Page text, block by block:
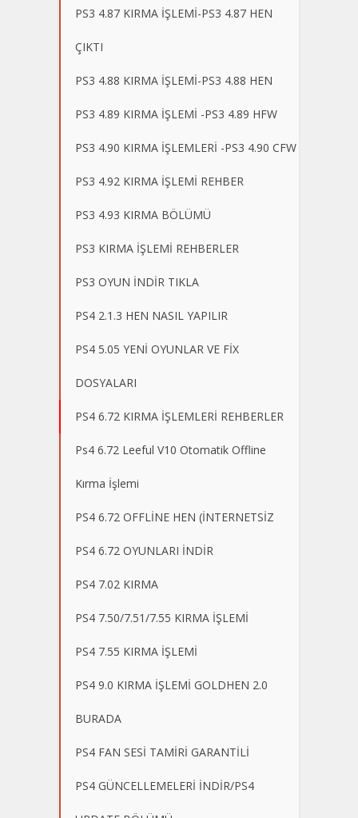
PS3 4.87 KIRMA İŞLEMİ-PS3 4.87 HEN
ÇIKTI
PS3 4.88 KIRMA İŞLEMİ-PS3 4.88 HEN
PS3 4.89 KIRMA İŞLEMİ -PS3 4.89 HFW
PS3 4.90 KIRMA İŞLEMLERİ -PS3 4.90 CFW
PS3 4.92 KIRMA İŞLEMİ REHBER
PS3 4.93 KIRMA BÖLÜMÜ
PS3 KIRMA İŞLEMİ REHBERLER
PS3 OYUN İNDİR TIKLA
PS4 2.1.3 HEN NASIL YAPILIR
PS4 5.05 YENİ OYUNLAR VE FİX
DOSYALARI
PS4 6.72 KIRMA İŞLEMLERİ REHBERLER
Ps4 6.72 Leeful V10 Otomatik Offline
Kırma İşlemi
PS4 6.72 OFFLİNE HEN (İNTERNETSİZ
PS4 6.72 OYUNLARI İNDİR
PS4 7.02 KIRMA
PS4 7.50/7.51/7.55 KIRMA İŞLEMİ
PS4 7.55 KIRMA İŞLEMİ
PS4 9.0 KIRMA İŞLEMİ GOLDHEN 2.0
BURADA
PS4 FAN SESİ TAMİRİ GARANTİLİ
PS4 GÜNCELLEMELERİ İNDİR/PS4